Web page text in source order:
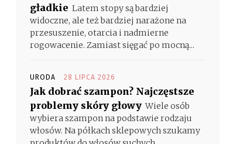
gładkie Latem stopy są bardziej
widoczne, ale też bardziej narażone na
przesuszenie, otarcia i nadmierne
rogowacenie. Zamiast sięgać po mocną...
URODA 28 LIPCA 2026
Jak dobrać szampon? Najczęstsze
problemy skóry głowy Wiele osób
wybiera szampon na podstawie rodzaju
włosów. Na półkach sklepowych szukamy